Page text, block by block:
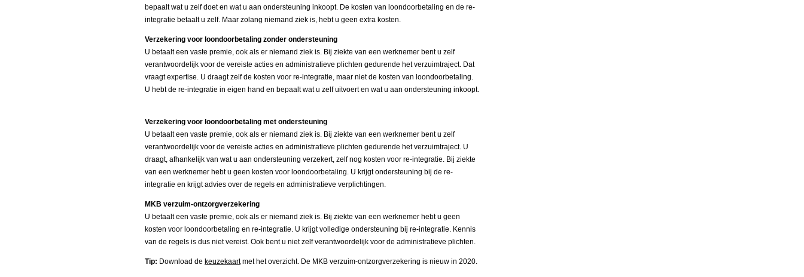
bepaalt wat u zelf doet en wat u aan ondersteuning inkoopt. De kosten van loondoorbetaling en de re-
integratie betaalt u zelf. Maar zolang niemand ziek is, hebt u geen extra kosten.
Verzekering voor loondoorbetaling zonder ondersteuning
U betaalt een vaste premie, ook als er niemand ziek is. Bij ziekte van een werknemer bent u zelf
verantwoordelijk voor de vereiste acties en administratieve plichten gedurende het verzuimtraject. Dat
vraagt expertise. U draagt zelf de kosten voor re-integratie, maar niet de kosten van loondoorbetaling.
U hebt de re-integratie in eigen hand en bepaalt wat u zelf uitvoert en wat u aan ondersteuning inkoopt.
Verzekering voor loondoorbetaling met ondersteuning
U betaalt een vaste premie, ook als er niemand ziek is. Bij ziekte van een werknemer bent u zelf
verantwoordelijk voor de vereiste acties en administratieve plichten gedurende het verzuimtraject. U
draagt, afhankelijk van wat u aan ondersteuning verzekert, zelf nog kosten voor re-integratie. Bij ziekte
van een werknemer hebt u geen kosten voor loondoorbetaling. U krijgt ondersteuning bij de re-
integratie en krijgt advies over de regels en administratieve verplichtingen.
MKB verzuim-ontzorgverzekering
U betaalt een vaste premie, ook als er niemand ziek is. Bij ziekte van een werknemer hebt u geen
kosten voor loondoorbetaling en re-integratie. U krijgt volledige ondersteuning bij re-integratie. Kennis
van de regels is dus niet vereist. Ook bent u niet zelf verantwoordelijk voor de administratieve plichten.
Tip: Download de keuzekaartmet het overzicht. De MKB verzuim-ontzorgverzekering is nieuw in 2020.